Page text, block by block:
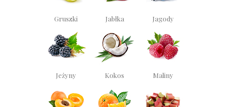
Gruszki Jabłka Jagody
Jeżyny Kokos Maliny